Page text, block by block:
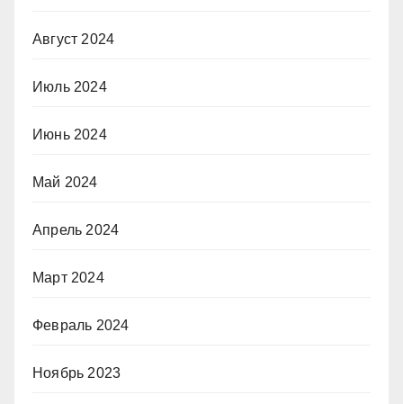
Август 2024
Июль 2024
Июнь 2024
Май 2024
Апрель 2024
Март 2024
Февраль 2024
Ноябрь 2023